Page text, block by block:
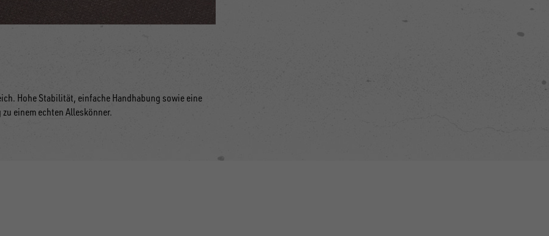
Hohe Stabilität, einfache Handhabung sowie eine
einem echten Alleskönner.